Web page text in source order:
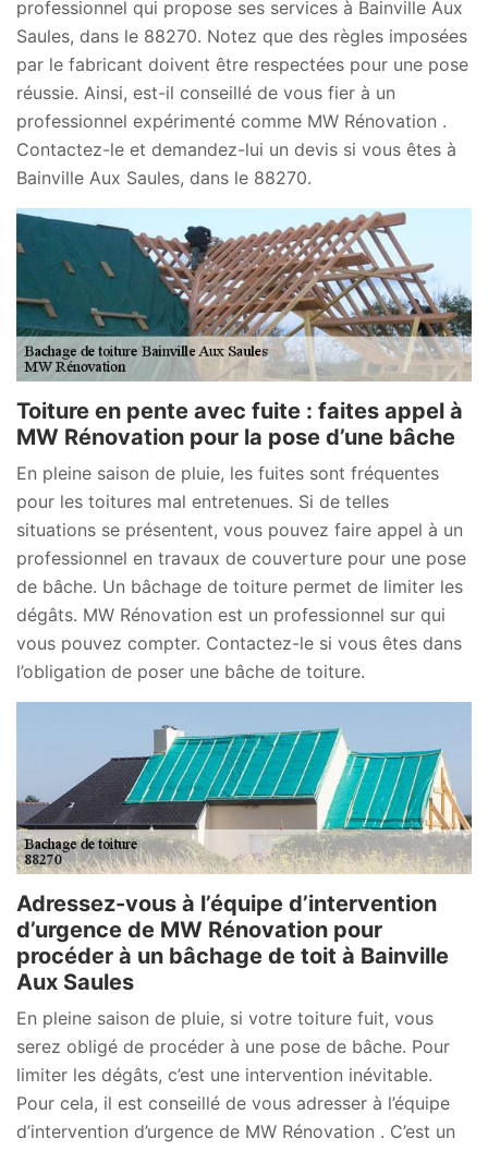
professionnel qui propose ses services à Bainville Aux
Saules, dans le 88270. Notez que des règles imposées
par le fabricant doivent être respectées pour une pose
réussie. Ainsi, est-il conseillé de vous fier à un
professionnel expérimenté comme MW Rénovation .
Contactez-le et demandez-lui un devis si vous êtes à
Bainville Aux Saules, dans le 88270.
Toiture en pente avec fuite : faites appel à
MW Rénovation pour la pose d’une bâche
En pleine saison de pluie, les fuites sont fréquentes
pour les toitures mal entretenues. Si de telles
situations se présentent, vous pouvez faire appel à un
professionnel en travaux de couverture pour une pose
de bâche. Un bâchage de toiture permet de limiter les
dégâts. MW Rénovation est un professionnel sur qui
vous pouvez compter. Contactez-le si vous êtes dans
l’obligation de poser une bâche de toiture.
Adressez-vous à l’équipe d’intervention
d’urgence de MW Rénovation pour
procéder à un bâchage de toit à Bainville
Aux Saules
En pleine saison de pluie, si votre toiture fuit, vous
serez obligé de procéder à une pose de bâche. Pour
limiter les dégâts, c’est une intervention inévitable.
Pour cela, il est conseillé de vous adresser à l’équipe
d’intervention d’urgence de MW Rénovation . C’est un